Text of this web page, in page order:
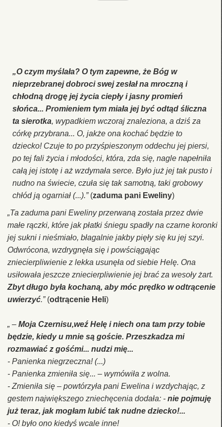
„O czym myślała? O tym zapewne, że Bóg w
nieprzebranej dobroci swej zesłał na mroczną i
chłodną drogę jej życia ciepły i jasny promień
słońca... Promieniem tym miała jej być odtąd śliczna
ta sierotka, wypadkiem wczoraj znaleziona, a dziś za
córkę przybrana... O, jakże ona kochać będzie to
dziecko! Czuje to po przyśpieszonym oddechu jej piersi,
po tej fali życia i młodości, która, zda się, nagle napełniła
całą jej istotę i aż wzdymała serce. Było już jej tak pusto i
nudno na świecie, czuła się tak samotną, taki grobowy
chłód ją ogarniał (...).” (zaduma pani Eweliny)
„Ta zaduma pani Eweliny przerwaną została przez dwie
małe rączki, które jak płatki śniegu spadły na czarne koronki
jej sukni i nieśmiało, błagalnie jakby pięły się ku jej szyi.
Odwrócona, wzdrygnęła się i powściągając
zniecierpliwienie z lekka usunęła od siebie Helę. Ona
usiłowała jeszcze zniecierpliwienie jej brać za wesoły żart.
Zbyt długo była kochaną, aby móc prędko w odtrącenie
uwierzyć.” (odtrącenie Heli)
„ – Moja Czernisu,weź Helę i niech ona tam przy tobie
będzie, kiedy u mnie są goście. Przeszkadza mi
rozmawiać z gośćmi... nudzi mię...
- Panienka niegrzeczna! (...)
- Panienka zmieniła się... – wymówiła z wolna.
- Zmieniła się – powtórzyła pani Ewelina i wzdychając, z
gestem największego zniechęcenia dodała: - nie pojmuję
już teraz, jak mogłam lubić tak nudne dziecko!...
- O! było ono kiedyś wcale inne!